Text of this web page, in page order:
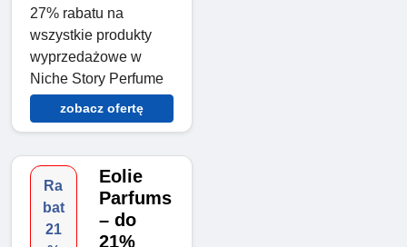
27% rabatu na
wszystkie produkty
wyprzedażowe w
Niche Story Perfume
zobacz ofertę
Ra
bat
21
Eolie
Parfums
– do
21%